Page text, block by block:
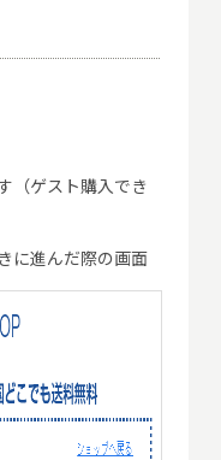
（ゲスト購入でき
に進んだ際の画面